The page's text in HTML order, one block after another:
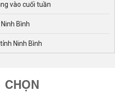
vào cuối tuần
Bình
Ninh Bình
CHỌN